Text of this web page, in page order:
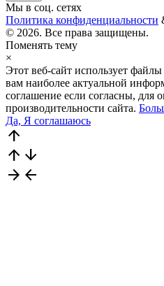
Мы в соц. сетях
Политика конфиденциальности
© 2026. Все права защищены.
Поменять тему
×
Этот веб-сайт использует
вам наиболее актуальной
соглашение если согласны, для
производительности сайта.
Да, Я соглашаюсь
arrow_upward
arrow_upward arrow_downward
arrow_forward arrow_back